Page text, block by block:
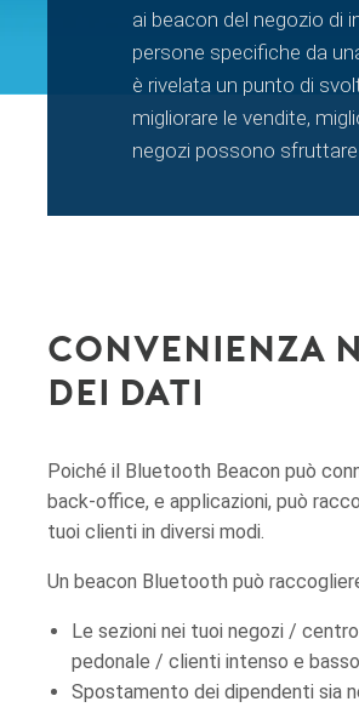
ai beacon del negozio di
persone specifiche da
è rivelata un punto di
migliorare le vendite,
negozi possono
Convenienza
dei dati
Poiché il Bluetooth Beacon può
back-office, e applicazioni, può
tuoi clienti in diversi modi.
Un beacon Bluetooth può
Le sezioni nei tuoi negozi /
pedonale / clienti intenso e basso
Spostamento dei dipendenti sia